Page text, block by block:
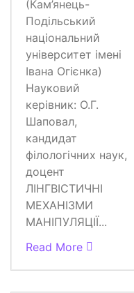
(Кам’янець-
Подільський
національний
університет імені
Івана Огієнка)
Науковий
керівник: О.Г.
Шаповал,
кандидат
філологічних наук,
доцент
ЛІНГВІСТИЧНІ
МЕХАНІЗМИ
МАНІПУЛЯЦІЇ...
Read More